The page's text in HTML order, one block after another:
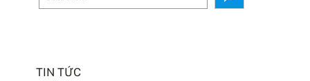
e
h
TIN TỨC